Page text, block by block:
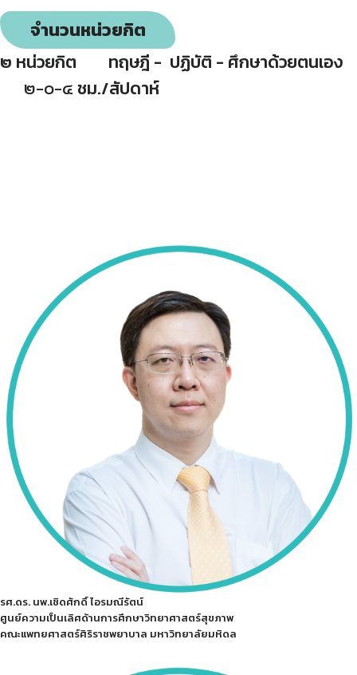
จำนวนหน่วยกิต
๒ หน่วยกิต ทฤษฎี - ปฏิบัติ - ศึกษาด้วยตนเอง
๒-๐-๔ชม./สัปดาห์
รศ.ดร. นพ.เชิดศักดิ์ ไอรมณีรัตน์
ศูนย์ความเป็นเลิศด้านการศึกษาวิทยาศาสตร์สุขภาพ
คณะแพทยศาสตร์ศิริราชพยาบาล มหาวิทยาลัยมหิดล